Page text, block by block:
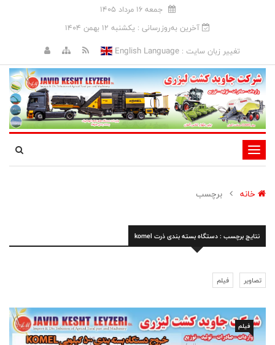
جمعه 16 مرداد 1405
آخرین به‌روزرسانی : يکشنبه 12 بهمن 1404
تغییر زبان سایت :English Language
تغییر
وضعیت
ناوبری
خانه برچسب
نتایج برچسب : دستگاه بسته بندی ذرت komel
تصاویر فیلم
فیلم